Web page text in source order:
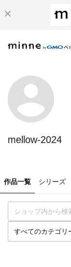
mellow-2024
作品一覧 シリーズ